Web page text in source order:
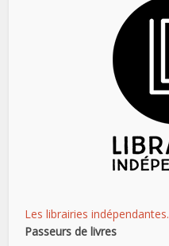
Les librairies indépendantes.
Passeurs de livres